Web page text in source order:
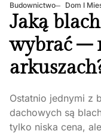
Budownictwo Dom I
Jaką
wybrać –
Ostatnio jednymi z
dachowych są
tylko niska cena,